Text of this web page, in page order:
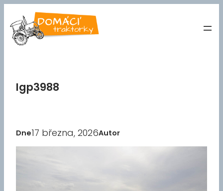
na
obsah
Igp3988
Dne17 března, 2026Autor